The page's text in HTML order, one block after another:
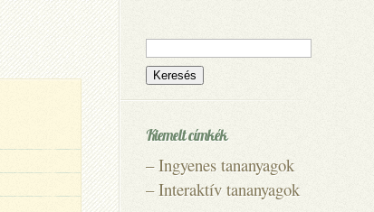
Keresés:
Kiemelt címkék
–Ingyenes tananyagok
–Interaktív tananyagok